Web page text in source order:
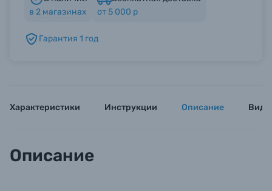
Б/У фототехника (Комиссионные товары)
в 2 магазинах
от 5 000 р
Гарантия 1 год
Характеристики Инструкции Описание
Описание